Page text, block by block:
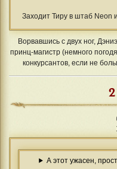
Заходит Тиру в штаб Neon
Ворвавшись с двух ног,
принц-магистр (немного
конкурсантов, если не
А этот ужасен,